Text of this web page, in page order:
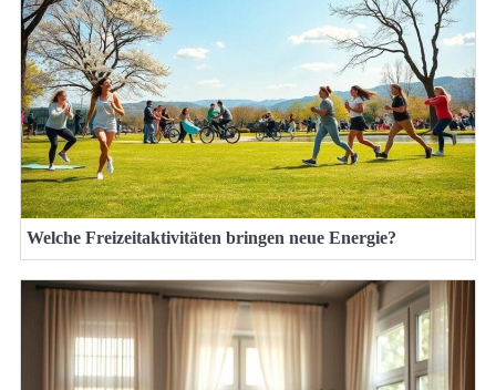
Welche Freizeitaktivitäten bringen neue Energie?